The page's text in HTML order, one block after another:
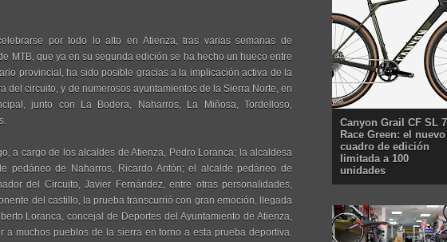
por todo lo alto en Atienza, tras varias semanas de
MTB, que ya en su segunda edición se ha hecho un hueco entre
provincial, ha sido posible gracias a la implicación activa de la
del circuito, y de numerosos ayuntamientos de la Sierra Norte, en
junto con La Bodera, Naharros, La Miñosa, Tordelloso,
a cargo de los alcaldes de Atienza, Pedro Loranca; la alcaldesa
pedáneo de Naharros, Ricardo Antón; el alcalde pedáneo de
del Circuito, Javier Fernández, entre otras personalidades,
del castillo, la prueba transcurrió con gran emoción, llegada
Loranca, concejal de Deportes del Ayuntamiento de Atienza,
a muchos pueblos de la sierra en torno a esta prueba deportiva.
Canyon Grail CF SL 7
Race Green: el nuevo
cuadro de edición
limitada a 100
unidades